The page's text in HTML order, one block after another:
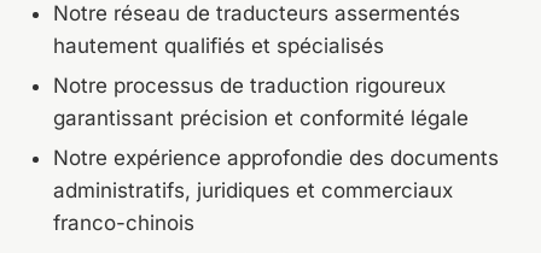
Notre réseau de traducteurs assermentés
hautement qualifiés et spécialisés
Notre processus de traduction rigoureux
garantissant précision et conformité légale
Notre expérience approfondie des documents
administratifs, juridiques et commerciaux
franco-chinois